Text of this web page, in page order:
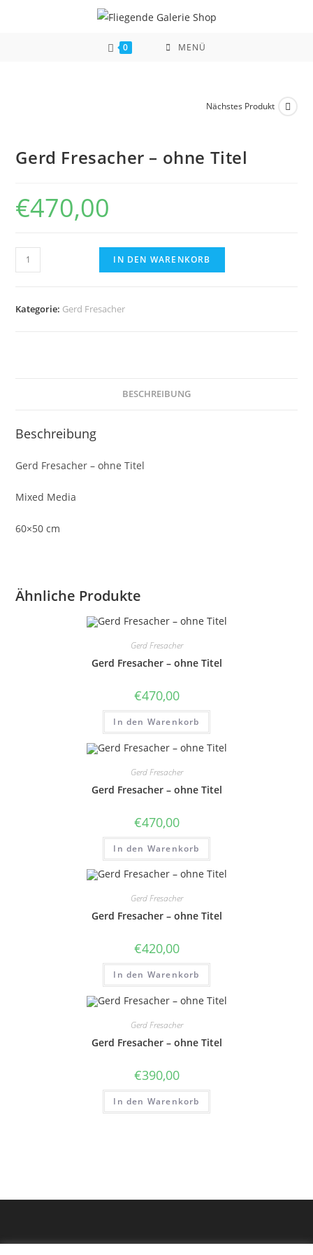
0 MENÜ
Nächstes Produkt
Gerd Fresacher – ohne Titel
€470,00
Gerd
Fresacher
ohne
IN DEN WARENKORB
Kategorie: Gerd Fresacher
BESCHREIBUNG
Beschreibung
Gerd Fresacher – ohne Titel
Mixed Media
60×50 cm
Ähnliche Produkte
Gerd Fresacher
Gerd Fresacher – ohne Titel
€470,00
In den Warenkorb
Gerd Fresacher
Gerd Fresacher – ohne Titel
€470,00
In den Warenkorb
Gerd Fresacher
Gerd Fresacher – ohne Titel
€420,00
In den Warenkorb
Gerd Fresacher
Gerd Fresacher – ohne Titel
€390,00
In den Warenkorb